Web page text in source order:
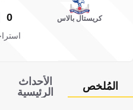
كريستال بالاس 0
المُلخص
الأحداث
الرئيسية